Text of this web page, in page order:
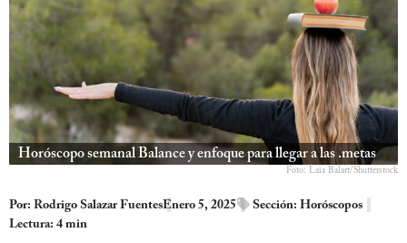
Horóscopo semanal Balance y enfoque para llegar a las .metas
Foto: Laia Balart/Shutterstock
Por: Rodrigo Salazar FuentesEnero 5, 2025 Sección: Horóscopos
Lectura: 4 min